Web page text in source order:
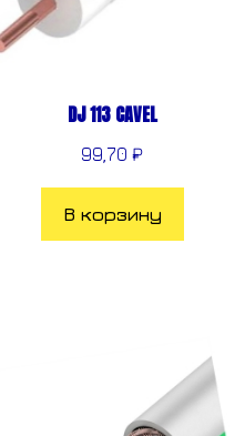
DJ 113 CAVEL
99,70₽
В корзину